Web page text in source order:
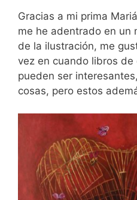
Gracias a mi prima
me he adentrado en un
de la ilustración, me
vez en cuando libros
pueden ser
cosas, pero estos